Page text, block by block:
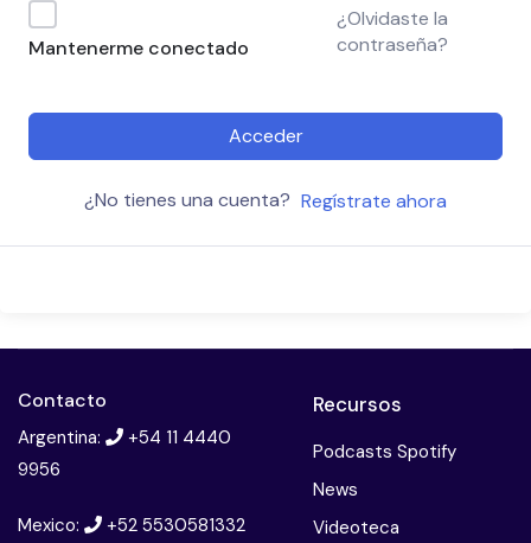
Mantenerme conectado
¿Olvidaste la
contraseña?
Acceder
¿No tienes una cuenta? Regístrate ahora
Contacto
Argentina:
+54 11 4440
9956
Mexico:
+52 5530581332
Recursos
Podcasts Spotify
News
Videoteca